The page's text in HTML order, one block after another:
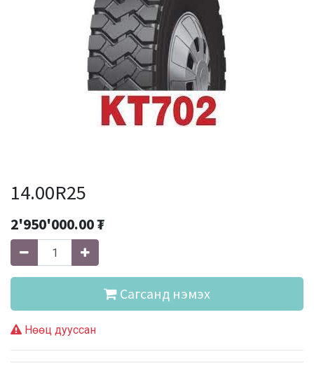
14.00R25
2'950'000.00₮
Сагсанд нэмэх
Нөөц дууссан